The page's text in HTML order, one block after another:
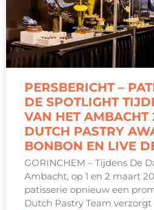
PERSBERICHT –
DE SPOTLIGHT
VAN HET AMBACHT
DUTCH PASTRY
BONBON EN LIVE
GORINCHEM – Tijdens De
Ambacht, op 1 en 2 maart
patisserie opnieuw een
Dutch Pastry Team verzorgt